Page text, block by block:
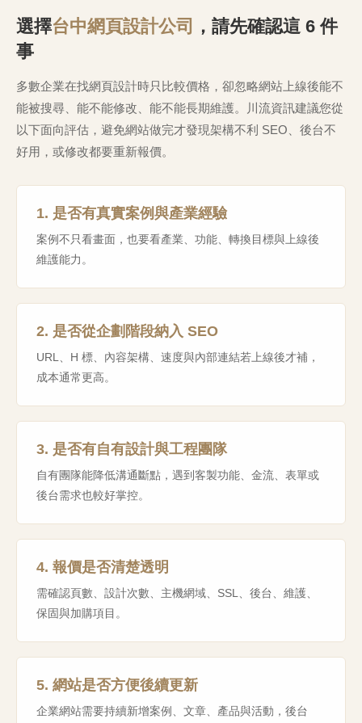
選擇台中網頁設計公司 ，請先確認這 6 件
事
多數企業在找網頁設計時只比較價格，卻忽略網站上線後能不
能被搜尋、能不能修改、能不能長期維護。川流資訊建議您從
以下面向評估，避免網站做完才發現架構不利 SEO、後台不
好用，或修改都要重新報價。
1. 是否有真實案例與產業經驗
案例不只看畫面，也要看產業、功能、轉換目標與上線後
維護能力。
2. 是否從企劃階段納入 SEO
URL、H 標、內容架構、速度與內部連結若上線後才補，
成本通常更高。
3. 是否有自有設計與工程團隊
自有團隊能降低溝通斷點，遇到客製功能、金流、表單或
後台需求也較好掌控。
4. 報價是否清楚透明
需確認頁數、設計次數、主機網域、SSL、後台、維護、
保固與加購項目。
5. 網站是否方便後續更新
企業網站需要持續新增案例、文章、產品與活動，後台